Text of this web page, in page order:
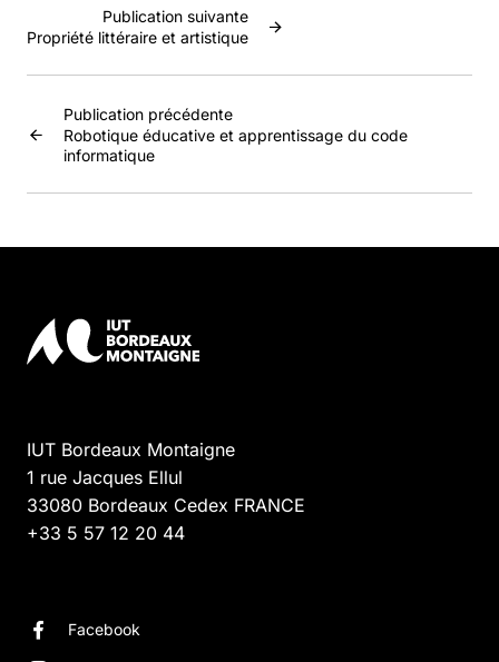
Publication précédente
Robotique éducative et apprentissage du code
informatique
Publication suivante
Propriété littéraire et artistique
IUT Bordeaux Montaigne
1 rue Jacques Ellul
33080 Bordeaux Cedex FRANCE
+33 5 57 12 20 44
Facebook